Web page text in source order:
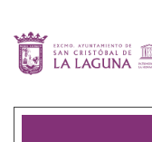
contenido
principal
página
a
la
la
Ir
al
la
Ir
principal